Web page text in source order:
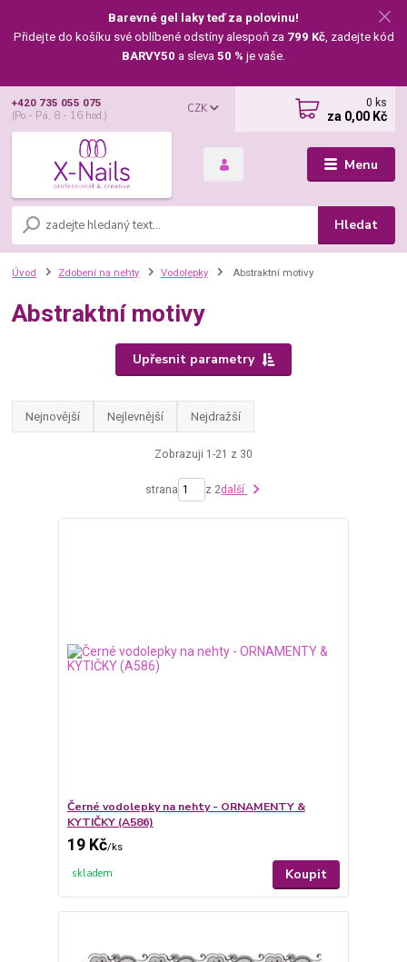
Barevné gel laky teď za polovinu!
Přidejte do košíku své oblíbené odstíny alespoň za 799 Kč, zadejte kód
BARVY50 a sleva 50 % je vaše.
Menu
CZK
Hledat
+420 735 055 075
(Po - Pá, 8 - 16 hod.)
0 ks
za 0,00 Kč
Úvod Zdobení na nehty Vodolepky Abstraktní motivy
Abstraktní motivy
Upřesnit parametry
Nejnovější Nejlevnější Nejdražší
Zobrazuji 1-21 z 30
strana z 2další
Černé vodolepky na nehty - ORNAMENTY &
KYTIČKY (A586)
19 Kč/ks
skladem Koupit